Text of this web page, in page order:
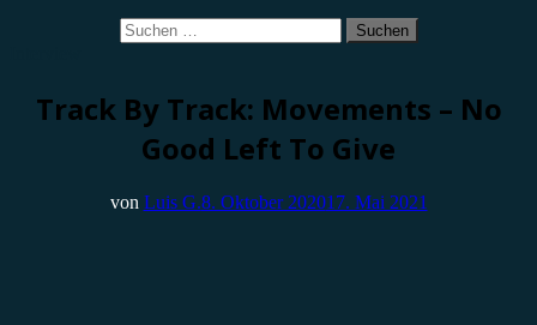
Suchen
nach:
Track By Track: Movements – No
Good Left To Give
von Luis G.8. Oktober 202017. Mai 2021